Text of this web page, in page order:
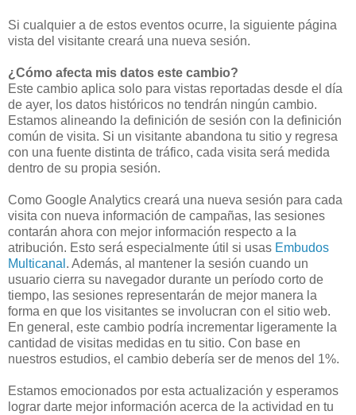
Si cualquier a de estos eventos ocurre, la siguiente página
vista del visitante creará una nueva sesión.
¿Cómo afecta mis datos este cambio?
Este cambio aplica solo para vistas reportadas desde el día
de ayer, los datos históricos no tendrán ningún cambio.
Estamos alineando la definición de sesión con la definición
común de visita. Si un visitante abandona tu sitio y regresa
con una fuente distinta de tráfico, cada visita será medida
dentro de su propia sesión.
Como Google Analytics creará una nueva sesión para cada
visita con nueva información de campañas, las sesiones
contarán ahora con mejor información respecto a la
atribución. Esto será especialmente útil si usas Embudos
Multicanal . Además, al mantener la sesión cuando un
usuario cierra su navegador durante un período corto de
tiempo, las sesiones representarán de mejor manera la
forma en que los visitantes se involucran con el sitio web.
En general, este cambio podría incrementar ligeramente la
cantidad de visitas medidas en tu sitio. Con base en
nuestros estudios, el cambio debería ser de menos del 1%.
Estamos emocionados por esta actualización y esperamos
lograr darte mejor información acerca de la actividad en tu